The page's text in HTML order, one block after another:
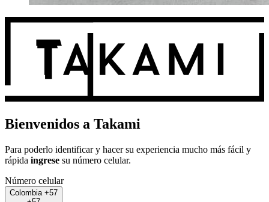
Bienvenidos a Takami
Para poderlo identificar y hacer su experiencia mucho más fácil y
rápida ingrese su número celular.
Número celular
Colombia +57